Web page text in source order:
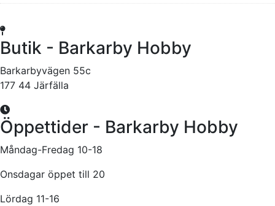
Butik - Barkarby Hobby
Barkarbyvägen 55c
177 44 Järfälla
Öppettider - Barkarby Hobby
Måndag-Fredag 10-18
Onsdagar öppet till 20
Lördag 11-16